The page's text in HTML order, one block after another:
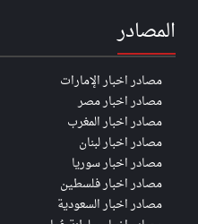
المصادر
مصادر اخبار الإمارات
مصادر اخبار مصر
مصادر اخبار المغرب
مصادر اخبار لبنان
مصادر اخبار سوريا
مصادر اخبار فلسطين
مصادر اخبار السعودية